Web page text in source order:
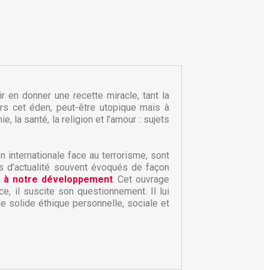
en donner une recette miracle, tant la
cet éden, peut-être utopique mais à
la santé, la religion et l’amour : sujets
internationale face au terrorisme, sont
souvent évoqués de façon
à notre développement. Cet ouvrage
il suscite son questionnement. Il lui
solide éthique personnelle, sociale et